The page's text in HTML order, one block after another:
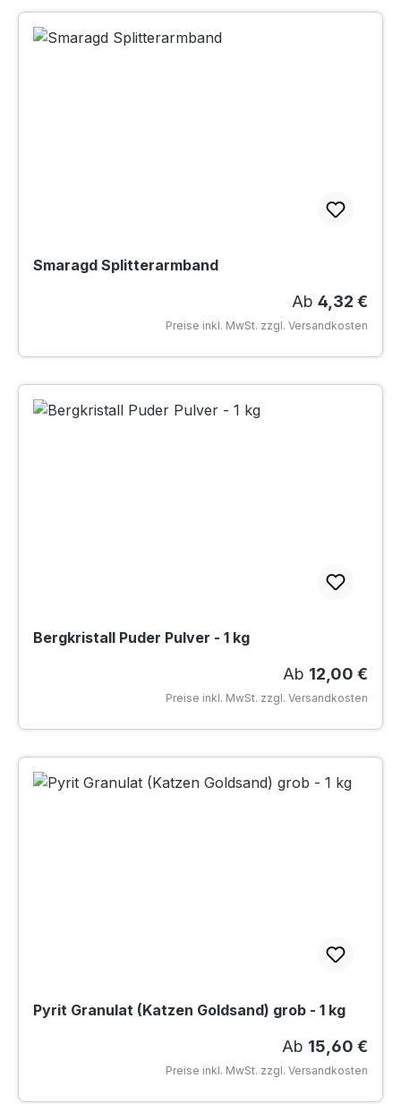
Smaragd Splitterarmband
Regulärer
Ab 4,32 €
Preise inkl. MwSt. zzgl. Versandkosten
Bergkristall Puder Pulver - 1 kg
Regulärer
Ab 12,00 €
Preise inkl. MwSt. zzgl. Versandkosten
Pyrit Granulat (Katzen Goldsand) grob - 1 kg
Regulärer
Ab 15,60 €
Preise inkl. MwSt. zzgl. Versandkosten